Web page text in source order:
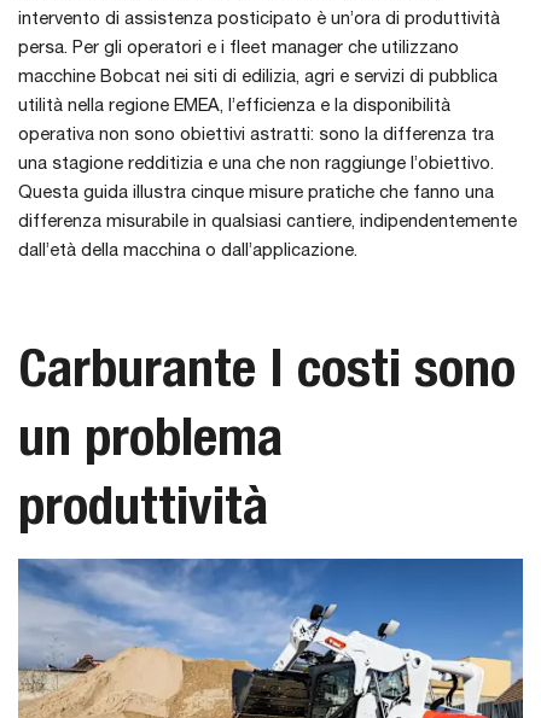
intervento di assistenza posticipato è un’ora di produttività
persa. Per gli operatori e i fleet manager che utilizzano
macchine Bobcat nei siti di edilizia, agri e servizi di pubblica
utilità nella regione EMEA, l’efficienza e la disponibilità
operativa non sono obiettivi astratti: sono la differenza tra
una stagione redditizia e una che non raggiunge l’obiettivo.
Questa guida illustra cinque misure pratiche che fanno una
differenza misurabile in qualsiasi cantiere, indipendentemente
dall’età della macchina o dall’applicazione.
Carburante I costi sono
un problema
produttività